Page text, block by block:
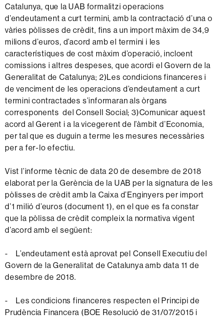
Catalunya, que la UAB formalitzi operacions
d’endeutament a curt termini, amb la contractació d’una o
vàries pòlisses de crèdit, fins a un import màxim de 34,9
milions d’euros, d’acord amb el termini i les
característiques de cost màxim d’operació, incloent
comissions i altres despeses, que acordi el Govern de la
Generalitat de Catalunya; 2)Les condicions financeres i
de venciment de les operacions d’endeutament a curt
termini contractades s’informaran als òrgans
corresponents del Consell Social; 3)Comunicar aquest
acord al Gerent i a la vicegerent de l’àmbit d’Economia,
per tal que es duguin a terme les mesures necessàries
per a fer-lo efectiu.
Vist l’informe tècnic de data 20 de desembre de 2018
elaborat per la Gerència de la UAB per la signatura de les
pòlisses de crèdit amb la Caixa d’Enginyers per import
d’1 milió d’euros (document 1), en el que es fa constar
que la pòlissa de crèdit compleix la normativa vigent
d’acord amb el següent:
- L’endeutament està aprovat pel Consell Executiu del
Govern de la Generalitat de Catalunya amb data 11 de
desembre de 2018.
- Les condicions financeres respecten el Principi de
Prudència Financera (BOE Resolució de 31/07/2015 i